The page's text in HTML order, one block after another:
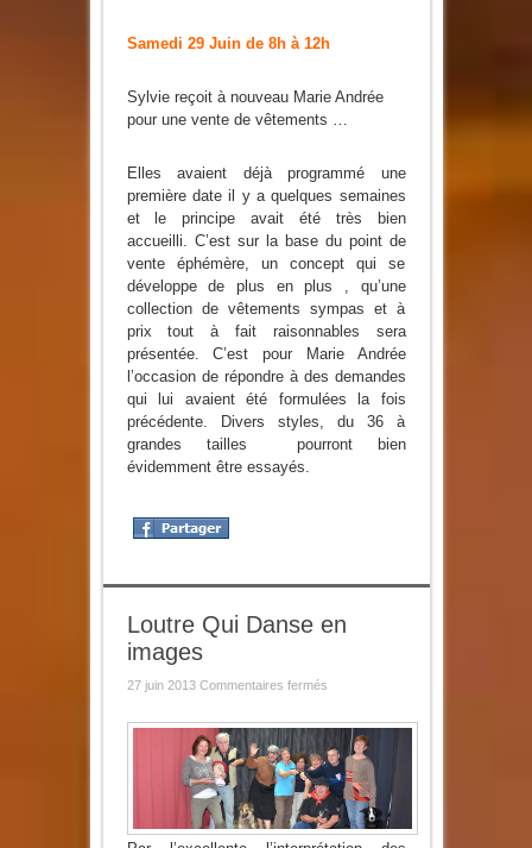
Samedi 29 Juin de 8h à 12h
Sylvie reçoit à nouveau Marie Andrée
pour une vente de vêtements …
Elles avaient déjà programmé une
première date il y a quelques semaines
et le principe avait été très bien
accueilli. C’est sur la base du point de
vente éphémère, un concept qui se
développe de plus en plus , qu’une
collection de vêtements sympas et à
prix tout à fait raisonnables sera
présentée. C’est pour Marie Andrée
l’occasion de répondre à des demandes
qui lui avaient été formulées la fois
précédente. Divers styles, du 36 à
grandes tailles pourront bien
évidemment être essayés.
Loutre Qui Danse en
images
27 juin 2013 Commentaires ferméssur
Danse
images